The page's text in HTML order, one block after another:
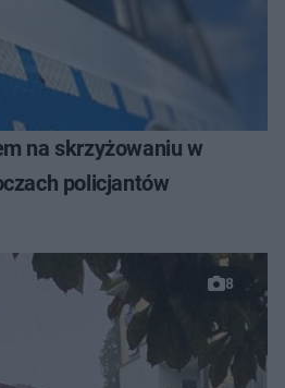
na skrzyżowaniu w
policjantów
8